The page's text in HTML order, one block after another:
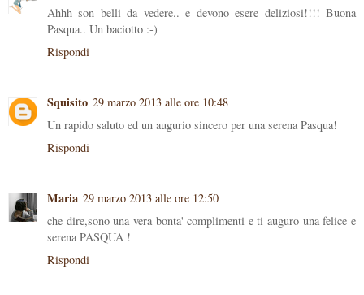
Ahhh son belli da vedere.. e devono esere deliziosi!!!! Buona
Pasqua.. Un baciotto :-)
Rispondi
Squisito 29 marzo 2013 alle ore 10:48
Un rapido saluto ed un augurio sincero per una serena Pasqua!
Rispondi
Maria 29 marzo 2013 alle ore 12:50
che dire,sono una vera bonta' complimenti e ti auguro una felice e
serena PASQUA !
Rispondi